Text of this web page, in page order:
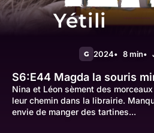
Yétili
G 2024 8 min
S6:E44 Magda la souris
Nina et Léon sèment des
leur chemin dans la librairie.
envie de manger des tartines...